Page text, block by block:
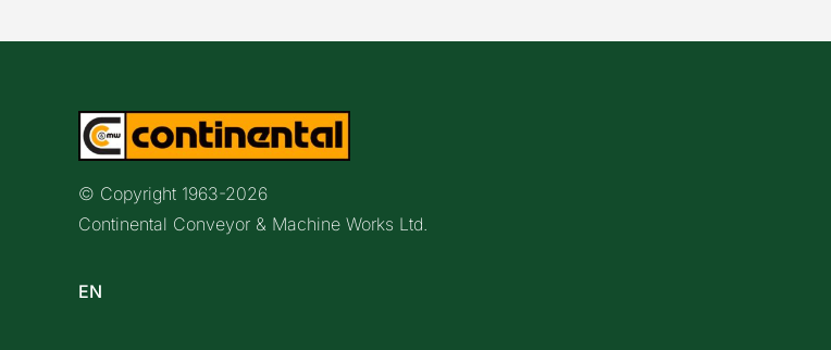
© Copyright 1963-2026
Continental Conveyor & Machine Works Ltd.
EN